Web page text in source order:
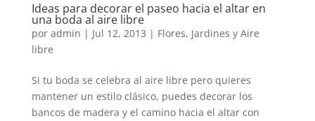
Ideas para decorar el paseo hacia el altar en
una boda al aire libre
por admin | Jul 12, 2013 | Flores, Jardines y Aire
libre
Si tu boda se celebra al aire libre pero quieres
mantener un estilo clásico, puedes decorar los
bancos de madera y el camino hacia el altar con